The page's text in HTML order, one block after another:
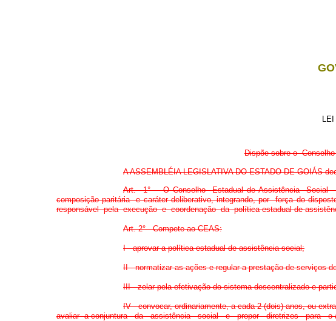
Dispõe sobre o
A ASSEMBLÉIA LEGISLATIVA DO ESTADO DE GOIÁS
Art. 1° - O Conselho Estadual de Assistência Social -
composição paritária e caráter deliberativo, integrando, por força do
responsável pela execução e coordenação da política estadual de
Art. 2° - Compete ao CEAS:
I - aprovar a política estadual de assistência social;
II - normatizar as ações e regular a prestação de serviços
III - zelar pela efetivação do sistema descentralizado e
IV - convocar, ordinariamente, a cada 2 (dois) anos, ou
avaliar a conjuntura da assistência social e propor diretrizes para o